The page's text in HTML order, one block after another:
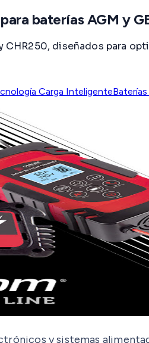
baterías AGM y
diseñados para
Carga Inteligente
y sistemas